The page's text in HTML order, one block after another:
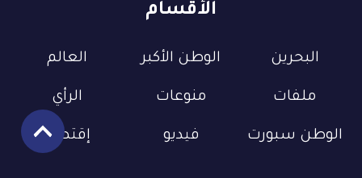
الأقسام
البحرين الوطن الأكبر العالم
ملفات منوعات الرأي
الوطن سبورت فيديو إقتصاد